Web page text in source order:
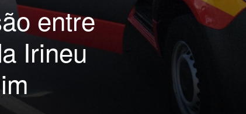
entre
Irineu